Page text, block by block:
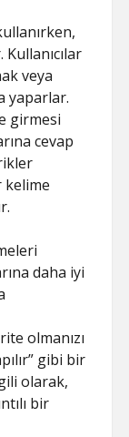
veya
yaparlar.
girmesi
cevap
daha iyi
olmanızı
gibi bir
olarak,
bir